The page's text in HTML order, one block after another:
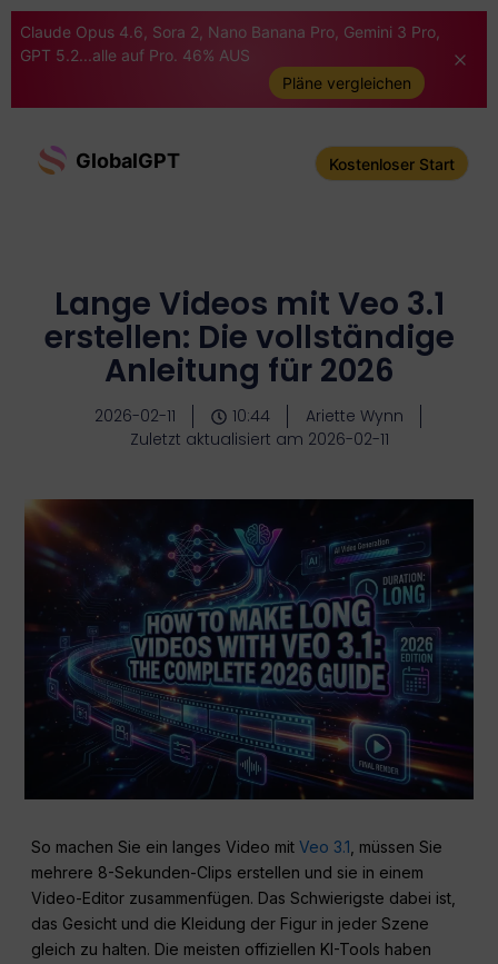
Claude Opus 4.6, Sora 2, Nano Banana Pro, Gemini 3 Pro,
GPT 5.2...alle auf Pro. 46% AUS
Pläne vergleichen
GlobalGPT Kostenloser Start
Lange Videos mit Veo 3.1
erstellen: Die vollständige
Anleitung für 2026
2026-02-11 10:44
Ariette Wynn
Zuletzt aktualisiert am 2026-02-11
So machen Sie ein langes Video mitVeo 3.1 , müssen Sie
mehrere 8-Sekunden-Clips erstellen und sie in einem
Video-Editor zusammenfügen. Das Schwierigste dabei ist,
das Gesicht und die Kleidung der Figur in jeder Szene
gleich zu halten. Die meisten offiziellen KI-Tools haben